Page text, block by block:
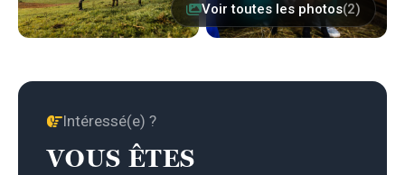
Voir toutes les photos(2)
Intéressé(e) ?
VOUS ÊTES